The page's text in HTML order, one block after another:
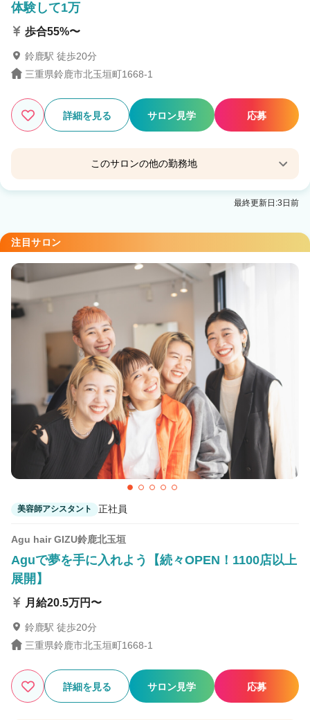
体験して1万
歩合55%〜
鈴鹿駅 徒歩20分
三重県鈴鹿市北玉垣町1668-1
詳細を見る サロン見学 応募
このサロンの他の勤務地
Agu hair Cerezo桑名
BLEACHi 四日市
MEN'S HAIR BLEACHi 四日市
近鉄四日市駅 徒歩4分
最終更新日:3日前
注目サロン
美容師アシスタント 正社員
Agu hair GIZU鈴鹿北玉垣
Aguで夢を手に入れよう【続々OPEN！1100店以上
展開】
月給20.5万円〜
鈴鹿駅 徒歩20分
三重県鈴鹿市北玉垣町1668-1
詳細を見る サロン見学 応募